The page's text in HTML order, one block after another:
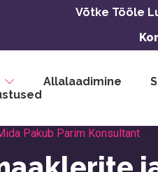
Võtke Tööle
Allalaadimine
Pakub Parim Konsultant